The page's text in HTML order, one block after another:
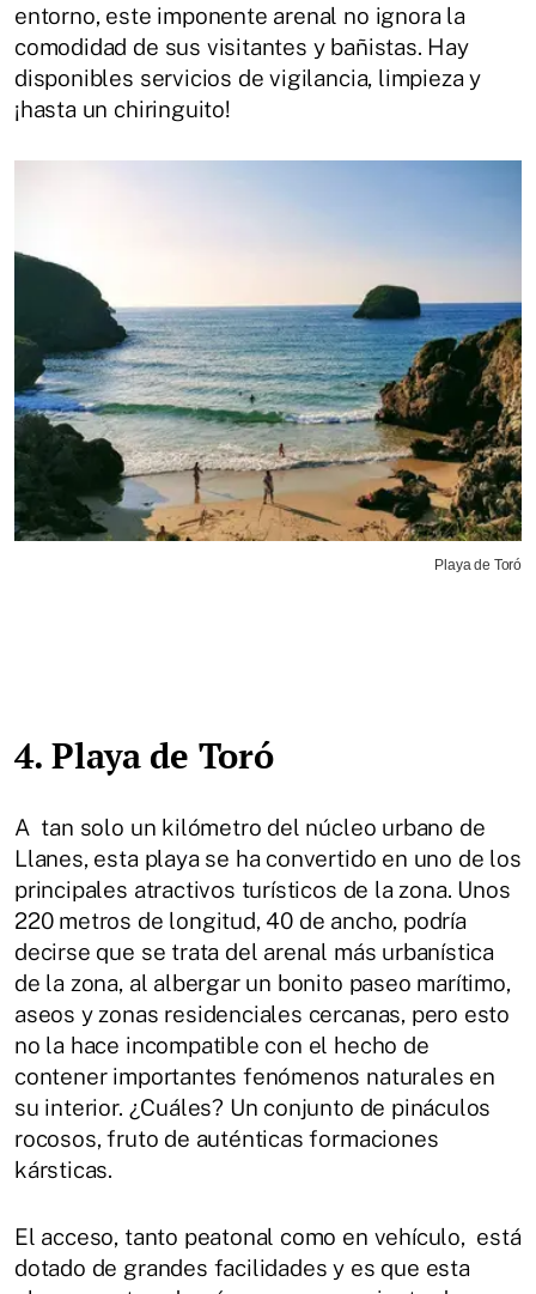
entorno, este imponente arenal no ignora la
comodidad de sus visitantes y bañistas. Hay
disponibles servicios de vigilancia, limpieza y
¡hasta un chiringuito!
Playa de Toró
4. Playa de Toró
A tan solo un kilómetro del núcleo urbano de
Llanes, esta playa se ha convertido en uno de los
principales atractivos turísticos de la zona. Unos
220 metros de longitud, 40 de ancho, podría
decirse que se trata del arenal más urbanística
de la zona, al albergar un bonito paseo marítimo,
aseos y zonas residenciales cercanas, pero esto
no la hace incompatible con el hecho de
contener importantes fenómenos naturales en
su interior. ¿Cuáles? Un conjunto de pináculos
rocosos, fruto de auténticas formaciones
kársticas.
El acceso, tanto peatonal como en vehículo, está
dotado de grandes facilidades y es que esta